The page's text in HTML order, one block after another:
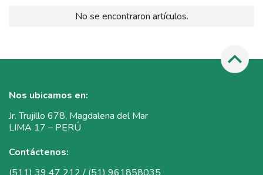
No se encontraron artículos.
Nos ubicamos en:
Jr. Trujillo 678, Magdalena del Mar
LIMA 17 – PERÚ
Contáctenos: